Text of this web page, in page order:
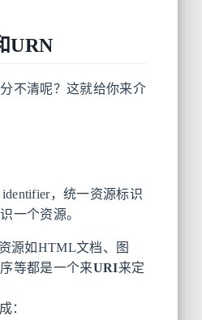
URN
不清呢？这就给你来介
identifier，统一资源标识
一个资源。
源如HTML文档、图
等都是一个来URI来定
：